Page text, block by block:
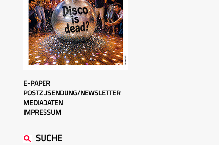
E-PAPER
POSTZUSENDUNG/NEWSLETTER
MEDIADATEN
IMPRESSUM
SUCHE